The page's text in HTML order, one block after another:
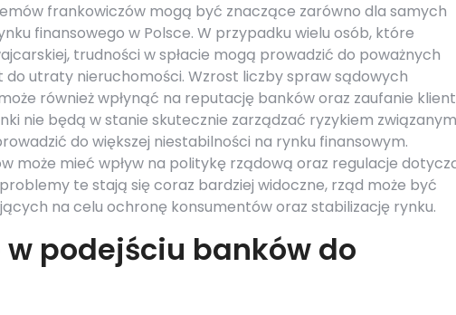
frankowiczów mogą być znaczące zarówno dla samych
finansowego w Polsce. W przypadku wielu osób, które
trudności w spłacie mogą prowadzić do poważnych
utraty nieruchomości. Wzrost liczby spraw sądowych
również wpłynąć na reputację banków oraz zaufanie
nie będą w stanie skutecznie zarządzać ryzykiem
do większej niestabilności na rynku finansowym.
może mieć wpływ na politykę rządową oraz regulacje
te stają się coraz bardziej widoczne, rząd może być
na celu ochronę konsumentów oraz stabilizację rynku.
podejściu banków do